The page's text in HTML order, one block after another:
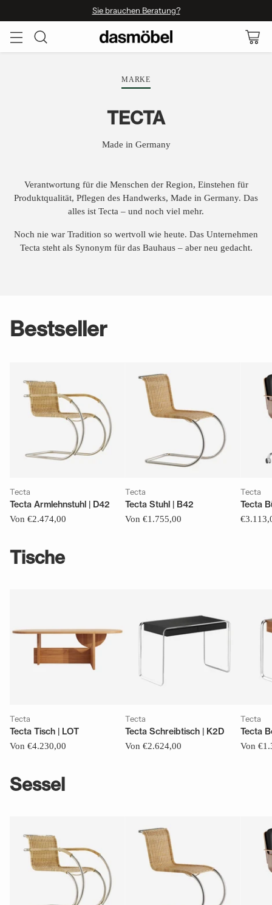
Sie brauchen Beratung?
MARKE
TECTA
Made in Germany
Verantwortung für die Menschen der Region, Einstehen für
Produktqualität, Pflegen des Handwerks, Made in Germany. Das
alles ist Tecta – und noch viel mehr.
Noch nie war Tradition so wertvoll wie heute. Das Unternehmen
Tecta steht als Synonym für das Bauhaus – aber neu gedacht.
Bestseller
Tecta
Tecta Armlehnstuhl | D42
Von €2.474,00
Tecta
Tecta Stuhl | B42
Von €1.755,00
Tecta
Tecta
Tische
Tecta
Tecta Tisch | LOT
Von €4.230,00
Tecta
Tecta Schreibtisch | K2D
Von €2.624,00
Tecta
Tecta
Von
Sessel